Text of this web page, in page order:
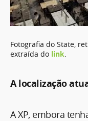
Fotografia do State,
extraída do link.
A localização
A XP, embora